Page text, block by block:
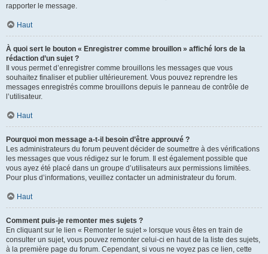
rapporter le message.
Haut
À quoi sert le bouton « Enregistrer comme brouillon » affiché lors de la
rédaction d’un sujet ?
Il vous permet d’enregistrer comme brouillons les messages que vous
souhaitez finaliser et publier ultérieurement. Vous pouvez reprendre les
messages enregistrés comme brouillons depuis le panneau de contrôle de
l’utilisateur.
Haut
Pourquoi mon message a-t-il besoin d’être approuvé ?
Les administrateurs du forum peuvent décider de soumettre à des vérifications
les messages que vous rédigez sur le forum. Il est également possible que
vous ayez été placé dans un groupe d’utilisateurs aux permissions limitées.
Pour plus d’informations, veuillez contacter un administrateur du forum.
Haut
Comment puis-je remonter mes sujets ?
En cliquant sur le lien « Remonter le sujet » lorsque vous êtes en train de
consulter un sujet, vous pouvez remonter celui-ci en haut de la liste des sujets,
à la première page du forum. Cependant, si vous ne voyez pas ce lien, cette